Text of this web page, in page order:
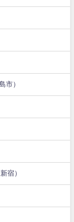
市）
宿）